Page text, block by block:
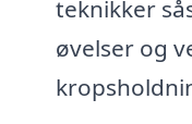
teknikker
øvelser og